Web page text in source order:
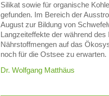
Silikat sowie für organische
gefunden. Im Bereich der
August zur Bildung von
Langzeiteffekte der während
Nährstoffmengen auf das
noch für die Ostsee zu erwarten.
Dr. Wolfgang Matthäus